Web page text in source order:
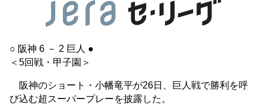
○ 阪神 6 － 2 巨人 ●
＜5回戦・甲子園＞
阪神のショート・小幡竜平が26日、巨人戦で勝利を呼
び込む超スーパープレーを披露した。